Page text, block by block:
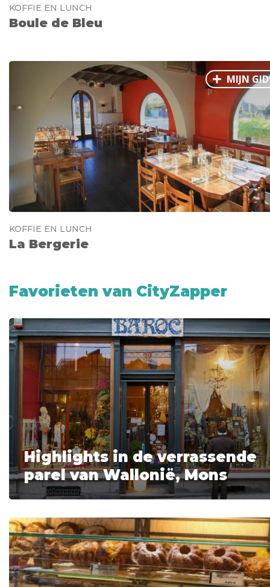
KOFFIE EN LUNCH
Boule de Bleu
MIJN
KOFFIE EN LUNCH
La Bergerie
Favorieten van CityZapper
Highlights in de verrassende
parel van Wallonië, Mons